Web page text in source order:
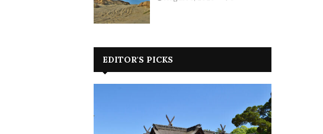
EDITOR'S PICKS